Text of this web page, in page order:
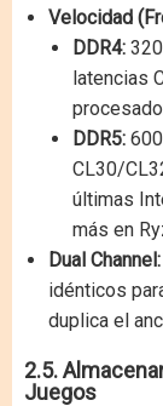
Velocidad
DDR4:
latencias
DDR5:
CL30/
últimas
más en
Dual Channel:
idénticos
duplica el
2.5.
Juegos